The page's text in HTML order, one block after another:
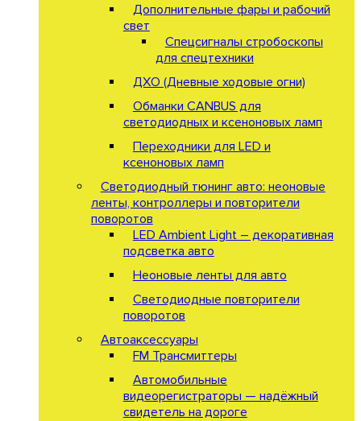
Дополнительные фары и рабочий
свет
Спецсигналы стробоскопы
для спецтехники
ДХО (Дневные ходовые огни)
Обманки CANBUS для
светодиодных и ксеноновых ламп
Переходники для LED и
ксеноновых ламп
Светодиодный тюнинг авто: неоновые
ленты, контроллеры и повторители
поворотов
LED Ambient Light – декоративная
подсветка авто
Неоновые ленты для авто
Светодиодные повторители
поворотов
Автоаксессуары
FM Трансмиттеры
Автомобильные
видеорегистраторы — надёжный
свидетель на дороге